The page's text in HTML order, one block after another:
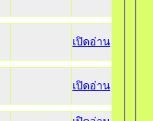
เปิดอ่าน
เปิดอ่าน